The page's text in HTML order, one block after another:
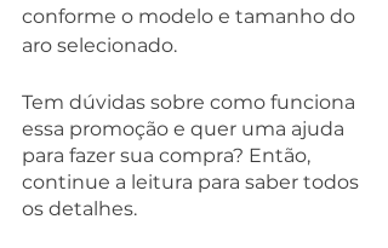
conforme o modelo e tamanho do
aro selecionado.
Tem dúvidas sobre como funciona
essa promoção e quer uma ajuda
para fazer sua compra? Então,
continue a leitura para saber todos
os detalhes.